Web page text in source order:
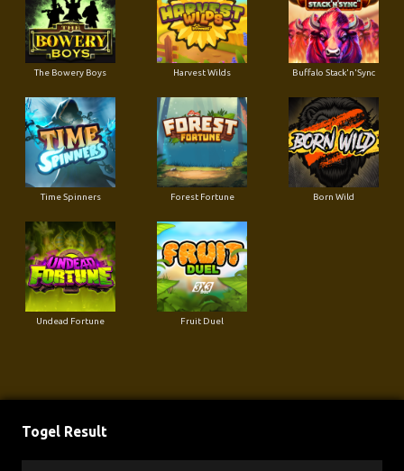
The Bowery Boys Harvest Wilds Buffalo Stack'n'Sync
Time Spinners Forest Fortune Born Wild
Undead Fortune Fruit Duel
Togel Result